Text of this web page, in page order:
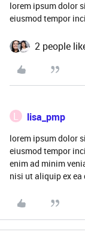
lorem ipsum dolor
eiusmod tempor
2 people
L lisa_pmp
lorem ipsum dolor
eiusmod tempor
enim ad minim
nisi ut aliquip ex